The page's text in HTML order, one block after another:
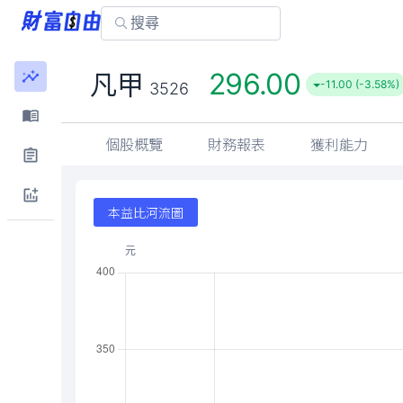
凡甲 3526 296.00 -11.00 (-3.58%)
個股概覽 財務報表 獲利能力
本益比河流圖